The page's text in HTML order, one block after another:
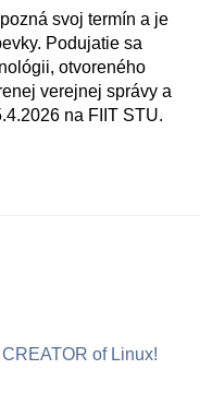
svoj termín a je
Podujatie sa
otvoreného
verejnej správy a
na FIIT STU.
of Linux!